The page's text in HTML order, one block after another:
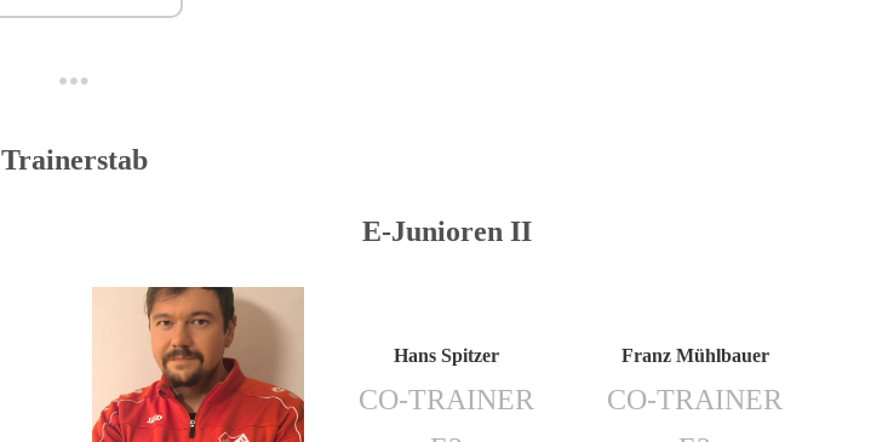
Trainerstab
E-Junioren II
Hans Spitzer
CO-TRAINER
Franz Mühlbauer
CO-TRAINER